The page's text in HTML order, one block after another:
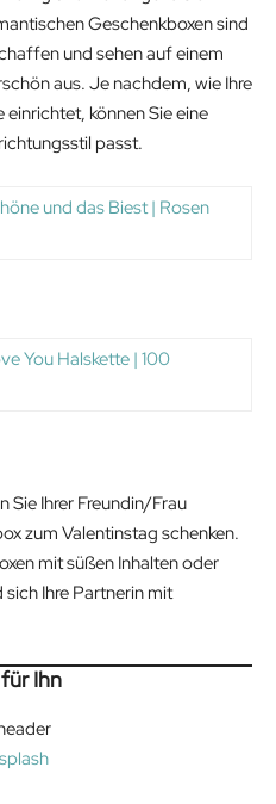
Geschenkboxen sind
und sehen auf einem
aus. Je nachdem, wie Ihre
einrichtet, können Sie eine
passt.
Sie Ihrer Freundin/Frau
zum Valentinstag schenken.
mit süßen Inhalten oder
sich Ihre Partnerin mit
Ihn